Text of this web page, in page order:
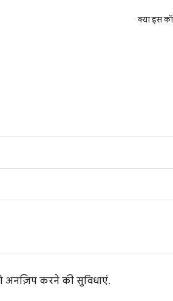
क्या इस
करने की सुविधाएं.